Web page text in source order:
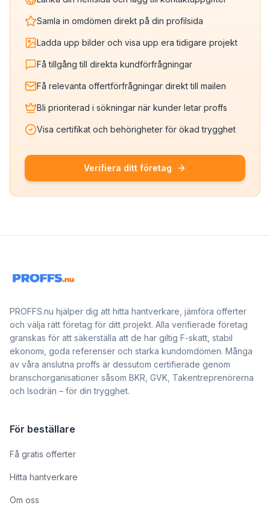
Samla in omdömen direkt på din profilsida
Ladda upp bilder och visa upp era tidigare projekt
Få tillgång till direkta kundförfrågningar
Få relevanta offertförfrågningar direkt till mailen
Bli prioriterad i sökningar när kunder letar proffs
Visa certifikat och behörigheter för ökad trygghet
Verifiera ditt företag
PROFFS.nu hjälper dig att hitta hantverkare, jämföra offerter
och välja rätt företag för ditt projekt. Alla verifierade företag
granskas för att säkerställa att de har giltig F-skatt, stabil
ekonomi, goda referenser och starka kundomdömen. Många
av våra anslutna proffs är dessutom certifierade genom
branschorganisationer såsom BKR, GVK, Takentreprenörerna
och Isodrän – för din trygghet.
För beställare
Få gratis offerter
Hitta hantverkare
Om oss